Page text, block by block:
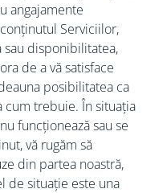
angajamente
Serviciilor,
disponibilitatea,
de a vă satisface
posibilitatea ca
cum trebuie. În situația
funcționează sau se
vă rugăm să
din partea noastră,
de situație este una